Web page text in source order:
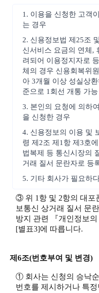
1. 이용을 신청한 고객
는 경우
2. 신용정보법 제25조
신서비스 요금의 연체,
려되어 이용정지자로
체의 경우 신용회복위
아 3개월 이상 성실상
준으로 1회선 개통 가능
3. 본인의 요청에 의하
을 신청한 경우
4. 신용정보의 이용 및
령 제2조 제1항 제3호
법복제 등 통신시장의
거래 질서 문란자로 등
5. 기타 회사가 필요하
③ 위 1항 및 2항의 대포
보통신 상거래 질서 문
방지 관련 『개인정보
[별표3]에 따릅니다.
제6조(번호부여 및 변경)
① 회사는 신청의 승낙
번호를 제시하거나 특